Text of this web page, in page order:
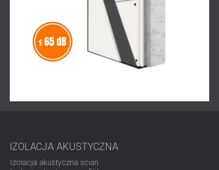
IZOLACJA AKUSTYCZNA
Izolacja akustyczna ścian